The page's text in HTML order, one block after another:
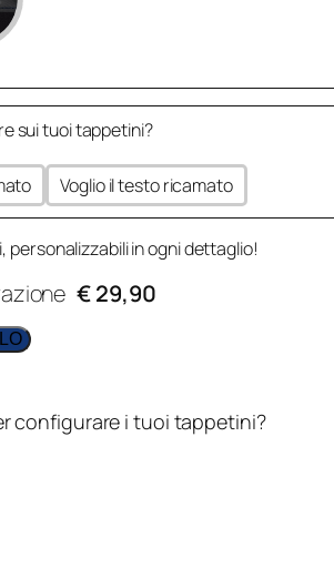
sui tuoi tappetini?
Voglio il testo ricamato
personalizzabili in ogni dettaglio!
€ 29,90
configurare i tuoi tappetini?